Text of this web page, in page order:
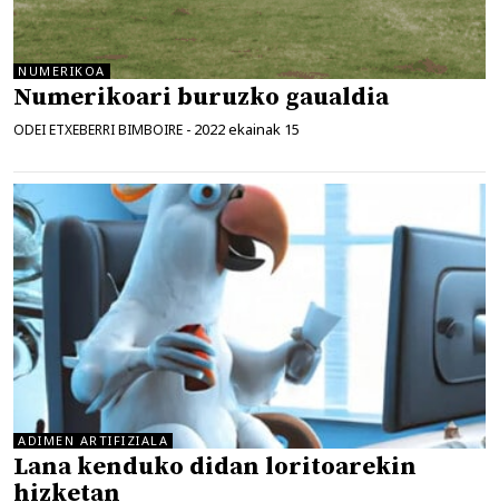
NUMERIKOA
Numerikoari buruzko gaualdia
ODEI ETXEBERRI BIMBOIRE - 2022 ekainak 15
ADIMEN ARTIFIZIALA
Lana kenduko didan loritoarekin
hizketan